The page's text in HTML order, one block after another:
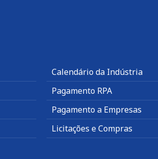
Calendário da Indústria
Pagamento RPA
Pagamento a Empresas
Licitações e Compras